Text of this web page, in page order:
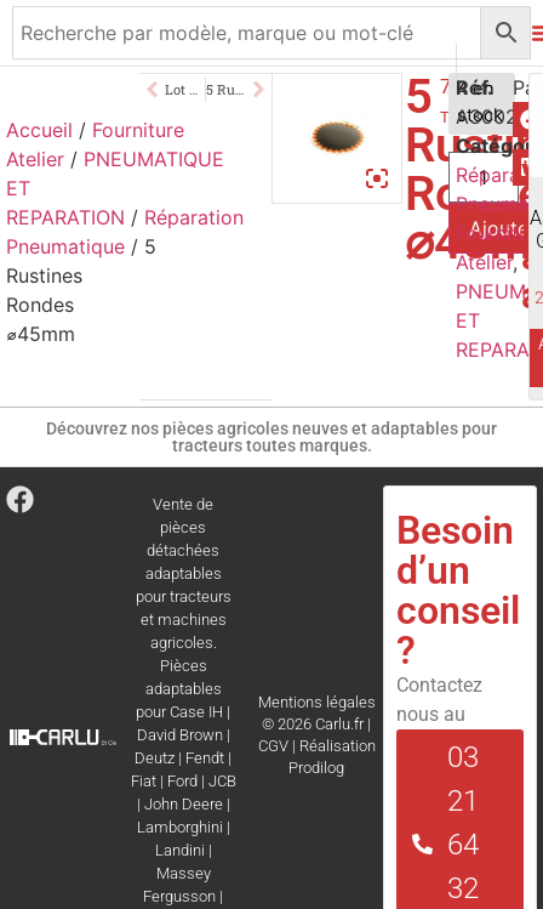
Accueil / Fourniture
Atelier / PNEUMATIQUE
ET
REPARATION / Réparation
Pneumatique / 5
Rustines
Rondes
⌀45mm
5 7,00€
TTC
4 en
stock
Ajouter
Réf.
A3002
Atelier,
ET
Découvrez nos pièces agricoles neuves et adaptables pour
tracteurs toutes marques.
Vente de
pièces
détachées
adaptables
pour tracteurs
et machines
agricoles.
Pièces
adaptables
pourCase IH |
David Brown|
Deutz | Fendt |
Fiat| Ford | JCB
| John Deere|
Lamborghini |
Landini |
Massey
Fergusson |
Mentions légales
© 2026 Carlu.fr |
CGV| Réalisation
Prodilog
Besoin
d’un
conseil
?
Contactez
nous au
03
21
64
32